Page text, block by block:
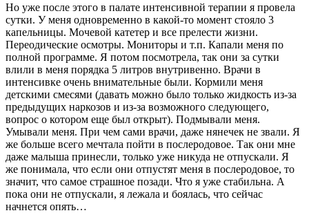
Но уже после этого в палате интенсивной терапии я провела
сутки. У меня одновременно в какой-то момент стояло 3
капельницы. Мочевой катетер и все прелести жизни.
Переодические осмотры. Мониторы и т.п. Капали меня по
полной программе. Я потом посмотрела, так они за сутки
влили в меня порядка 5 литров внутривенно. Врачи в
интенсивке очень внимательные были. Кормили меня
детскими смесями (давать можно было только жидкость из-за
предыдущих наркозов и из-за возможного следующего,
вопрос о котором еще был открыт). Подмывали меня.
Умывали меня. При чем сами врачи, даже нянечек не звали. Я
же больше всего мечтала пойти в послеродовое. Так они мне
даже малыша принесли, только уже никуда не отпускали. Я
же понимала, что если они отпустят меня в послеродовое, то
значит, что самое страшное позади. Что я уже стабильна. А
пока они не отпускали, я лежала и боялась, что сейчас
начнется опять…